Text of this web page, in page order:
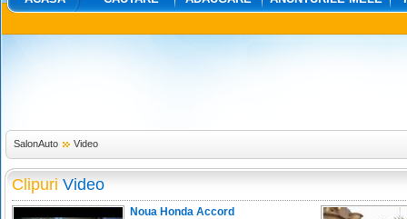
SalonAuto Video
Clipuri Video
Noua Honda Accord